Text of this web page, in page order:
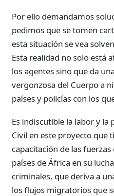
Por ello demandamos
pedimos que se tomen
esta situación se vea
Esta realidad no solo está
los agentes sino que da
vergonzosa del Cuerpo a
países y policías con los
Es indiscutible la labor y la
Civil en este proyecto que
capacitación de las
países de África en su
criminales, que deriva a
los flujos migratorios que